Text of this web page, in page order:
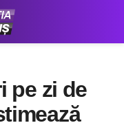
pe zi de